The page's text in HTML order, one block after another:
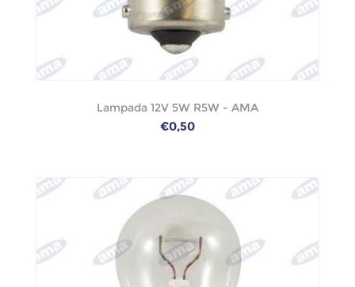
Lampada 12V 5W R5W - AMA
€0,50